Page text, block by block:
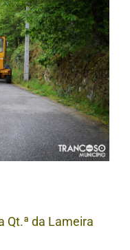
Qt.ª da Lameira